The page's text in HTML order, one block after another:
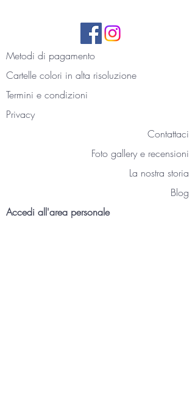
Metodi di pagamento
Cartelle colori in alta risoluzione
Termini e condizioni
Privacy
Contattaci
Foto gallery e recensioni
La nostra storia
Blog
Accedi all'area personale